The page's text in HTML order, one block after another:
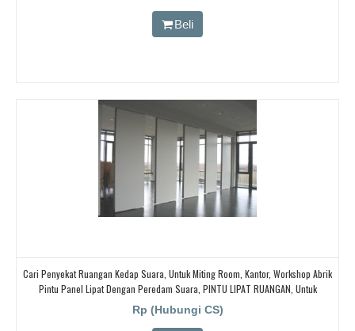
Beli
Cari Penyekat Ruangan Kedap Suara, Untuk Miting Room, Kantor, Workshop Abrik
Pintu Panel Lipat Dengan Peredam Suara, PINTU LIPAT RUANGAN, Untuk
Ballroom, HOTEL
Rp (Hubungi CS)